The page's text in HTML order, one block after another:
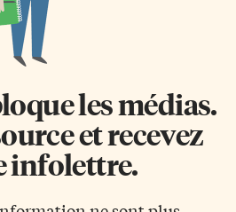
les médias.
et recevez
infolettre.